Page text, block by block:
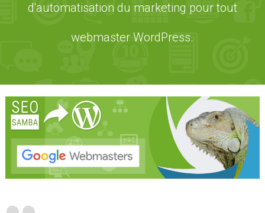
d'automatisation du marketing pour tout
webmaster WordPress.